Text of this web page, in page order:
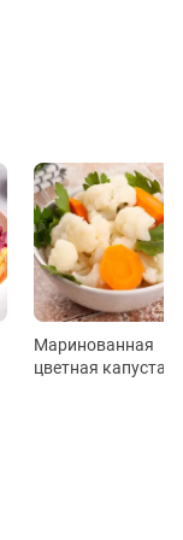
Маринованная
цветная капуста